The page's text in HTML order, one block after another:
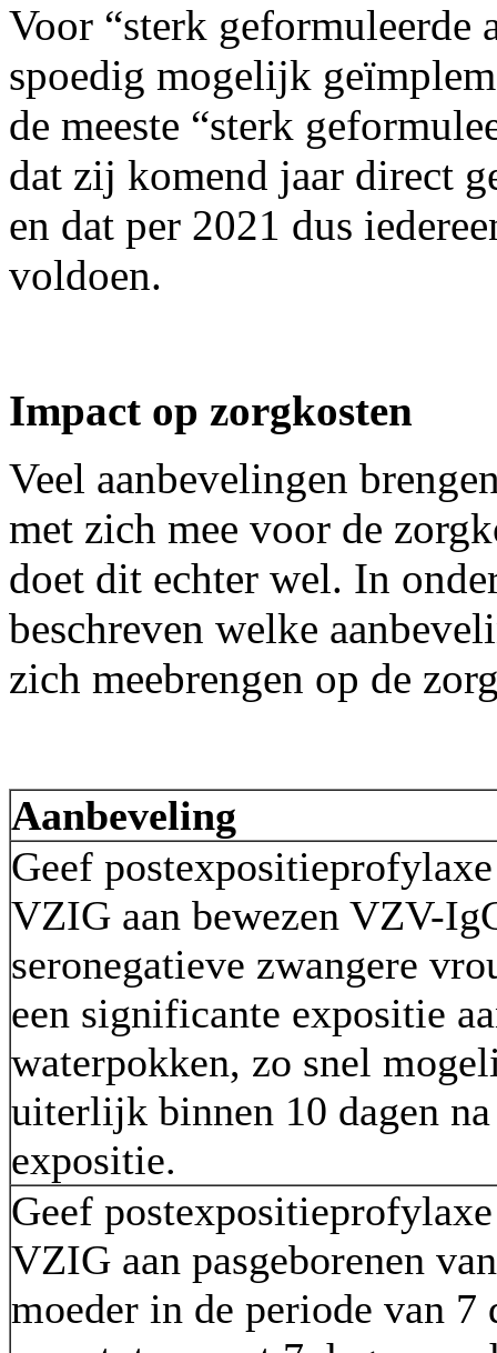
Voor “sterk geformuleerde
spoedig mogelijk
de meeste “sterk
dat zij komend jaar direct
en dat per 2021 dus
voldoen.
Impact op zorgkosten
Veel aanbevelingen
met zich mee voor de
doet dit echter wel. In
beschreven welke
zich meebrengen op de
Aanbeveling
Geef
VZIG aan bewezen VZV-
seronegatieve zwangere
een significante expositie
waterpokken, zo snel
uiterlijk binnen 10 dagen na
expositie.
Geef
VZIG aan pasgeborenen
moeder in de periode van 7